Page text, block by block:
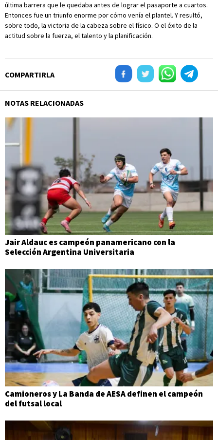
última barrera que le quedaba antes de lograr el pasaporte a cuartos.
Entonces fue un triunfo enorme por cómo venía el plantel. Y resultó,
sobre todo, la victoria de la cabeza sobre el físico. O el éxito de la
actitud sobre la fuerza, el talento y la planificación.
COMPARTIRLA
NOTAS RELACIONADAS
Jair Aldauc es campeón panamericano con la
Selección Argentina Universitaria
Camioneros y La Banda de AESA definen el campeón
del futsal local